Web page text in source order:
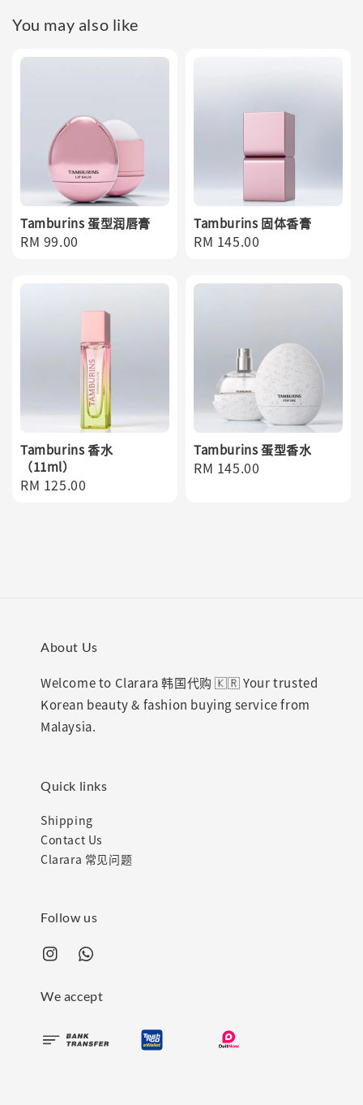
You may also like
Tamburins 蛋型润唇膏
Regular
RM 99.00
Tamburins 固体香膏
Regular
RM 145.00
Tamburins 香水
（11ml）
Regular
RM 125.00
Tamburins 蛋型香水
Regular
RM 145.00
About Us
Welcome to Clarara 韩国代购 🇰🇷 Your trusted
Korean beauty & fashion buying service from
Malaysia.
Quick links
Shipping
Contact Us
Clarara 常见问题
Follow us
We accept